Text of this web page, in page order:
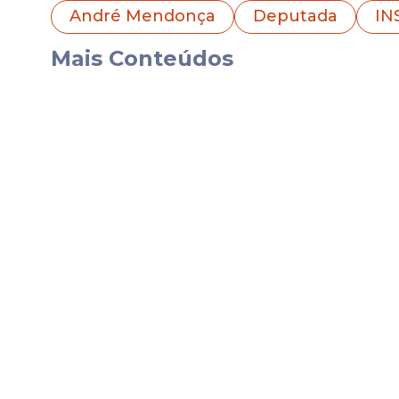
descontos associativos fraudulentos
INSS).
“A Polícia Federal também demonstra que
André Mendonça Deputada
Mais Conteúdos